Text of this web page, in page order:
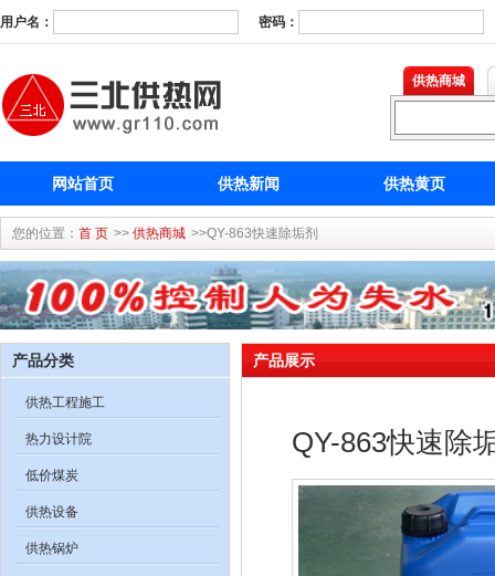
用户名： 密码：
供热商城
网站首页 供热新闻 供热黄页
您的位置： 首 页 >> 供热商城 >>QY-863快速除垢剂
产品分类
供热工程施工
热力设计院
低价煤炭
供热设备
供热锅炉
产品展示
QY-863快速除